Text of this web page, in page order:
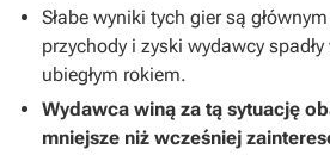
Słabe wyniki tych gier są
przychody i zyski wydawcy
ubiegłym rokiem.
Wydawca winą za tą sytuację
mniejsze niż wcześniej